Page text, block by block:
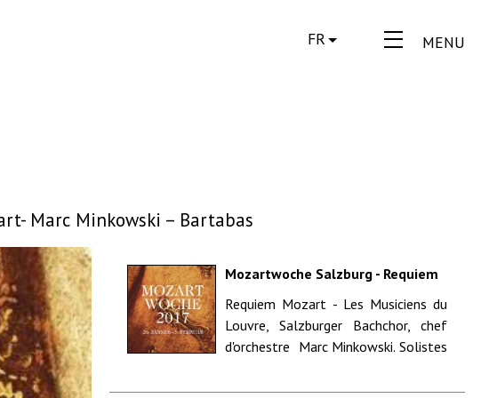
MENU
FR
Marc Minkowski – Bartabas
Mozartwoche Salzburg - Requiem
Minkowski - Bartabas
Requiem Mozart - Les Musiciens du
Louvre, Salzburger Bachchor, chef
d'orchestre Marc Minkowski. Solistes